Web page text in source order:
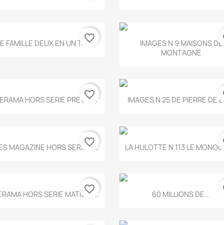
Aperçu rapide
FAMILLE DEUX EN UN T.675
favorite_border Aperçu rapide
IMAGES N 9 MAISONS DE
MONTAGNE
Aperçu rapide
HORS SERIE PREVERT
favorite_border Aperçu rapide
IMAGES N 25 DE PIERRE DE
Aperçu rapide
MAGAZINE HORS SERIE N...
favorite_border Aperçu rapide
LA HULOTTE N 113 LE
Aperçu rapide
HORS SERIE MATISSE...
favorite_border Aperçu rapide
60 MILLIONS DE...